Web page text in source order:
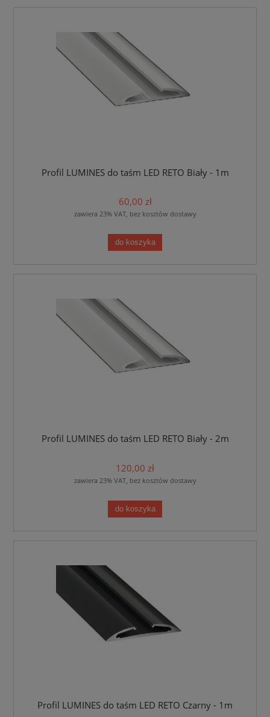
Profil LUMINES do taśm LED RETO Biały - 1m
60,00 zł
zawiera 23% VAT, bez kosztów dostawy
do koszyka
Profil LUMINES do taśm LED RETO Biały - 2m
120,00 zł
zawiera 23% VAT, bez kosztów dostawy
do koszyka
Profil LUMINES do taśm LED RETO Czarny - 1m